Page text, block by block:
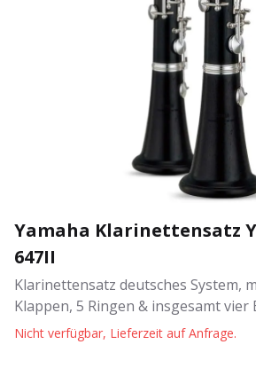
Yamaha Klarinettensatz
647II
Klarinettensatz deutsches System,
Klappen, 5 Ringen & insgesamt vier
Nicht verfügbar, Lieferzeit auf Anfrage.